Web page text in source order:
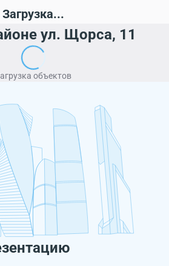
Загрузка...
ул. Щорса, 11
объектов